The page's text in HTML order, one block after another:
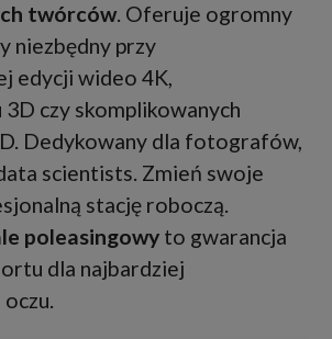
twórców. Oferuje ogromny
niezbędny przy
edycji wideo 4K,
czy skomplikowanych
Dedykowany dla fotografów,
scientists. Zmień swoje
stację roboczą.
poleasingowy to gwarancja
dla najbardziej